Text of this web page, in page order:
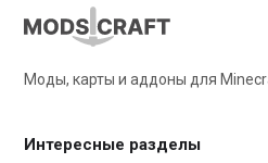
Моды, карты и аддоны для
Интересные разделы